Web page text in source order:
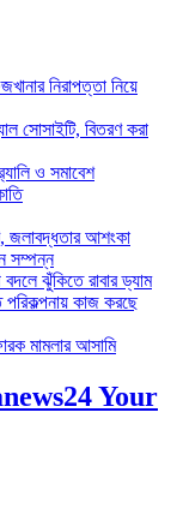
নিরাপত্তা নিয়ে
সোসাইটি, বিতরণ করা
ও সমাবেশ
জলাবদ্ধতার আশংকা
সম্পন্ন
বদলে ঝুঁকিতে রাবার ড্যাম
পরিকল্পনায় কাজ করছে
মামলার আসামি
Your